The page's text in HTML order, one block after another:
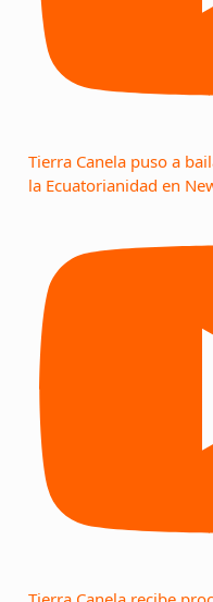
Tierra Canela puso a
la Ecuatorianidad en